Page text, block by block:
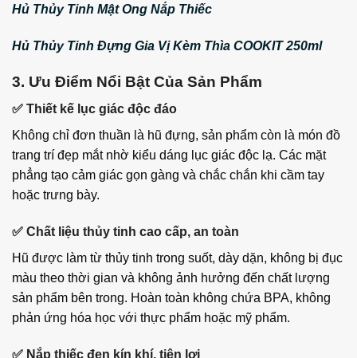
Hủ Thủy Tinh Mật Ong Nắp Thiếc
Hủ Thủy Tinh Đựng Gia Vị Kèm Thìa COOKIT 250ml
3. Ưu Điểm Nổi Bật Của Sản Phẩm
✅ Thiết kế lục giác độc đáo
Không chỉ đơn thuần là hũ đựng, sản phẩm còn là món đồ
trang trí đẹp mắt nhờ kiểu dáng lục giác độc lạ. Các mặt
phẳng tạo cảm giác gọn gàng và chắc chắn khi cầm tay
hoặc trưng bày.
✅ Chất liệu thủy tinh cao cấp, an toàn
Hũ được làm từ thủy tinh trong suốt, dày dặn, không bị đục
màu theo thời gian và không ảnh hưởng đến chất lượng
sản phẩm bên trong. Hoàn toàn không chứa BPA, không
phản ứng hóa học với thực phẩm hoặc mỹ phẩm.
✅ Nắp thiếc đen kín khí, tiện lợi